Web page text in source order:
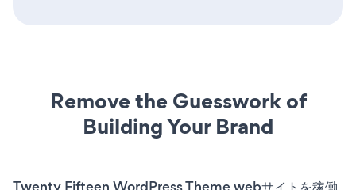
Remove the Guesswork of
Building Your Brand